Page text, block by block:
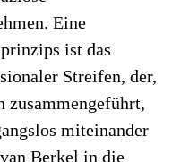
Eine
ist das
Streifen, der,
zusammengeführt,
miteinander
Berkel in die